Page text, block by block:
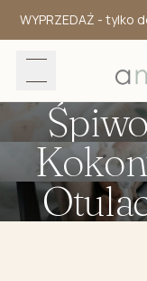
WYPRZEDAŻ - tylko